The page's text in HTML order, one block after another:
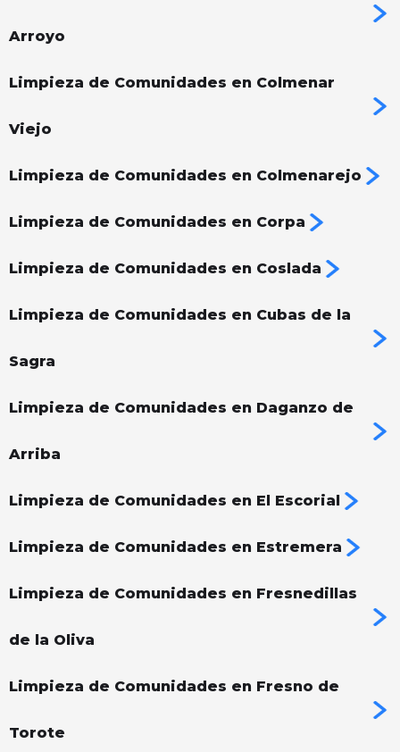
Arroyo
Limpieza de Comunidades en Colmenar
Viejo
Limpieza de Comunidades en Colmenarejo
Limpieza de Comunidades en Corpa
Limpieza de Comunidades en Coslada
Limpieza de Comunidades en Cubas de la
Sagra
Limpieza de Comunidades en Daganzo de
Arriba
Limpieza de Comunidades en El Escorial
Limpieza de Comunidades en Estremera
Limpieza de Comunidades en Fresnedillas
de la Oliva
Limpieza de Comunidades en Fresno de
Torote